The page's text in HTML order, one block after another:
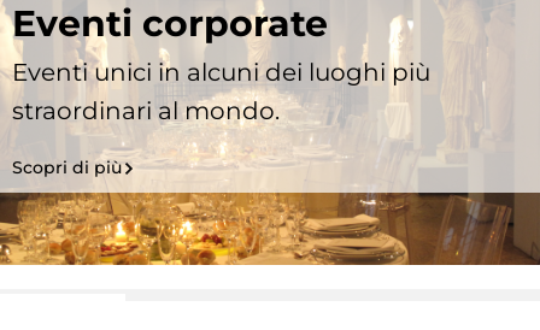
Eventi corporate
Eventi unici in alcuni dei luoghi più
straordinari al mondo.
Scopri di più